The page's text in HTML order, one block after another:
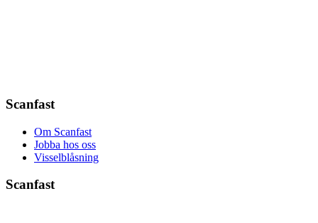
Scanfast
Om Scanfast
Jobba hos oss
Visselblåsning
Scanfast